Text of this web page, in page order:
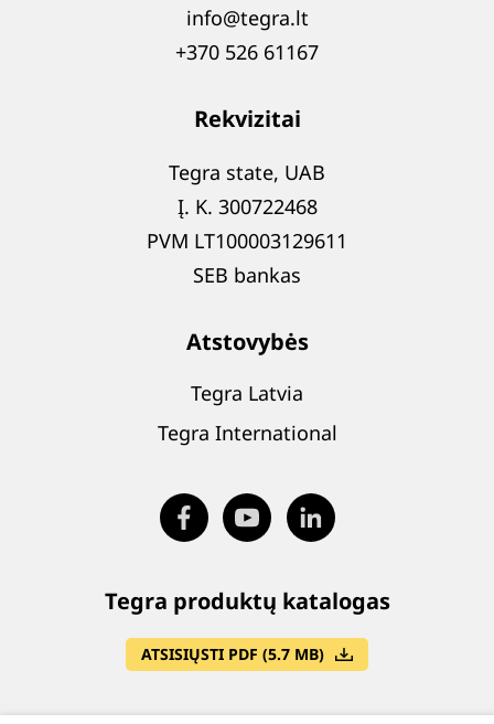
info@tegra.lt
+370 526 61167
Rekvizitai
Tegra state, UAB
Į. K. 300722468
PVM LT100003129611
SEB bankas
Atstovybės
Tegra Latvia
Tegra International
Tegra produktų katalogas
ATSISIŲSTI PDF (5.7 MB)